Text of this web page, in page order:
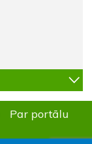
Par portālu